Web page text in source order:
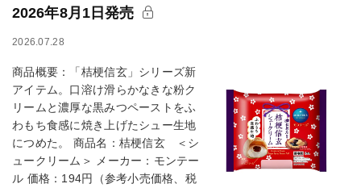
2026年8月1日発売
2026.07.28
商品概要：「桔梗信玄」シリーズ新
アイテム。口溶け滑らかなきな粉ク
リームと濃厚な黒みつペーストをふ
わもち食感に焼き上げたシュー生地
につめた。 商品名：桔梗信玄 ＜シ
ュークリーム＞ メーカー：モンテー
ル 価格：194円（参考小売価格、税